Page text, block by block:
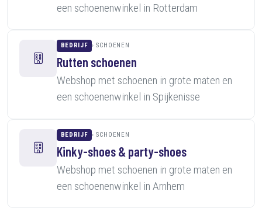
een schoenenwinkel in Rotterdam
BEDRIJF SCHOENEN
Rutten schoenen
Webshop met schoenen in grote maten en
een schoenenwinkel in Spijkenisse
BEDRIJF SCHOENEN
Kinky-shoes & party-shoes
Webshop met schoenen in grote maten en
een schoenenwinkel in Arnhem